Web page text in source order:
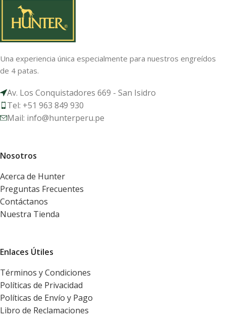
Una experiencia única especialmente para nuestros engreídos
de 4 patas.
Av. Los Conquistadores 669 - San Isidro
Tel: +51 963 849 930
Mail: info@hunterperu.pe
Nosotros
Acerca de Hunter
Preguntas Frecuentes
Contáctanos
Nuestra Tienda
Enlaces Útiles
Términos y Condiciones
Políticas de Privacidad
Políticas de Envío y Pago
Libro de Reclamaciones